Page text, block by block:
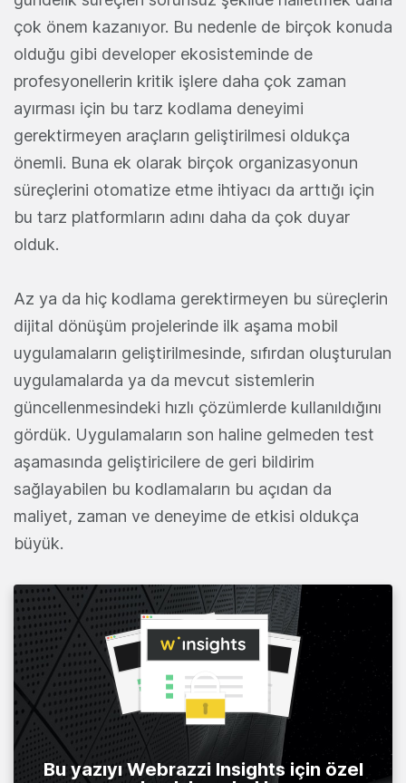
çok önem kazanıyor. Bu nedenle de birçok konuda
olduğu gibi developer ekosisteminde de
profesyonellerin kritik işlere daha çok zaman
ayırması için bu tarz kodlama deneyimi
gerektirmeyen araçların geliştirilmesi oldukça
önemli. Buna ek olarak birçok organizasyonun
süreçlerini otomatize etme ihtiyacı da arttığı için
bu tarz platformların adını daha da çok duyar
olduk.
Az ya da hiç kodlama gerektirmeyen bu süreçlerin
dijital dönüşüm projelerinde ilk aşama mobil
uygulamaların geliştirilmesinde, sıfırdan oluşturulan
uygulamalarda ya da mevcut sistemlerin
güncellenmesindeki hızlı çözümlerde kullanıldığını
gördük. Uygulamaların son haline gelmeden test
aşamasında geliştiricilere de geri bildirim
sağlayabilen bu kodlamaların bu açıdan da
maliyet, zaman ve deneyime de etkisi oldukça
büyük.
Bu yazıyı Webrazzi Insights için özel